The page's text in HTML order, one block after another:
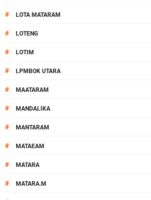
# LOTA MATARAM
# LOTENG
# LOTIM
# LPMBOK UTARA
# MAATARAM
# MANDALIKA
# MANTARAM
# MATAEAM
# MATARA
# MATARA.M